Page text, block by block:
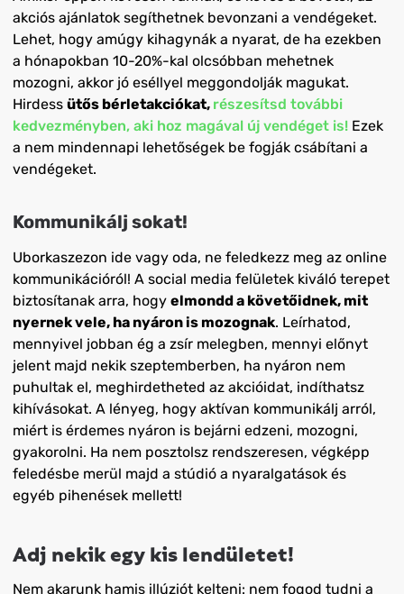
akciós ajánlatok segíthetnek bevonzani a vendégeket.
Lehet, hogy amúgy kihagynák a nyarat, de ha ezekben
a hónapokban 10-20%-kal olcsóbban mehetnek
mozogni, akkor jó eséllyel meggondolják magukat.
Hirdess ütős bérletakciókat, részesítsd további
kedvezményben, aki hoz magával új vendéget is! Ezek
a nem mindennapi lehetőségek be fogják csábítani a
vendégeket.
Kommunikálj sokat!
Uborkaszezon ide vagy oda, ne feledkezz meg az online
kommunikációról! A social media felületek kiváló terepet
biztosítanak arra, hogy elmondd a követőidnek, mit
nyernek vele, ha nyáron is mozognak. Leírhatod,
mennyivel jobban ég a zsír melegben, mennyi előnyt
jelent majd nekik szeptemberben, ha nyáron nem
puhultak el, meghirdetheted az akcióidat, indíthatsz
kihívásokat. A lényeg, hogy aktívan kommunikálj arról,
miért is érdemes nyáron is bejárni edzeni, mozogni,
gyakorolni. Ha nem posztolsz rendszeresen, végképp
feledésbe merül majd a stúdió a nyaralgatások és
egyéb pihenések mellett!
Adj nekik egy kis lendületet!
Nem akarunk hamis illúziót kelteni: nem fogod tudni a